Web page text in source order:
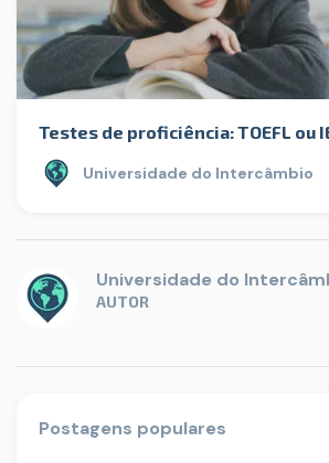
Testes de proficiência: TOEFL ou
Universidade do Intercâmbio
Universidade do
AUTOR
Postagens populares